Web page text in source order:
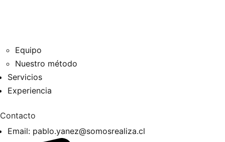
Equipo
Nuestro método
Servicios
Experiencia
Contacto
Email: pablo.yanez@somosrealiza.cl